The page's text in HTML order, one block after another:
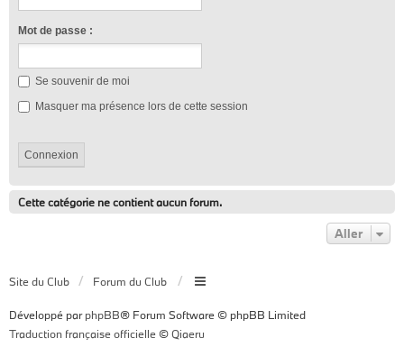
Mot de passe :
Se souvenir de moi
Masquer ma présence lors de cette session
Cette catégorie ne contient aucun forum.
Aller
Site du Club Forum du Club
Développé parphpBB® Forum Software © phpBB Limited
Traduction française officielle ©Qiaeru